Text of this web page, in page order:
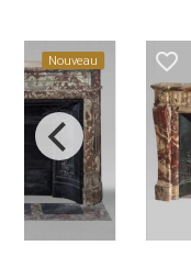
Nouveau